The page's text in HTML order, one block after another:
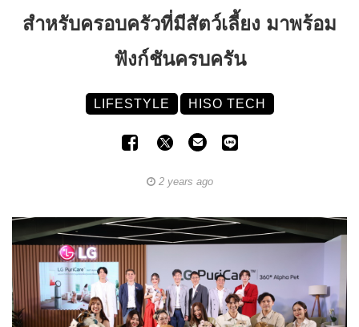
สำหรับครอบครัวที่มีสัตว์เลี้ยง มาพร้อม
ฟังก์ชันครบครัน
LIFESTYLE HISO TECH
2 years ago